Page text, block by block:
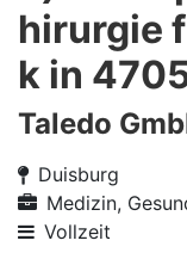
hirurgie
k in
Taledo
Duisburg
Medizin,
Vollzeit